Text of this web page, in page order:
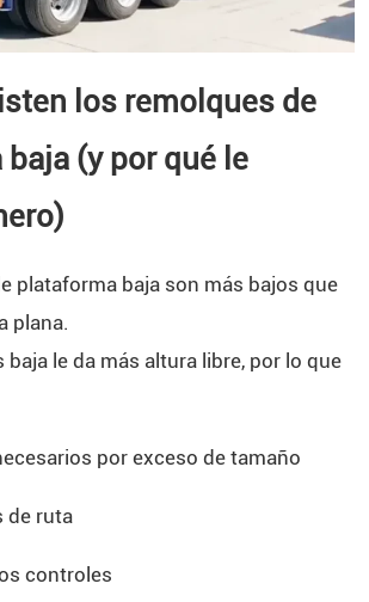
los remolques de
(y por qué le
plataforma baja son más bajos que
plana.
baja le da más altura libre, por lo que
por exceso de tamaño
de ruta
controles